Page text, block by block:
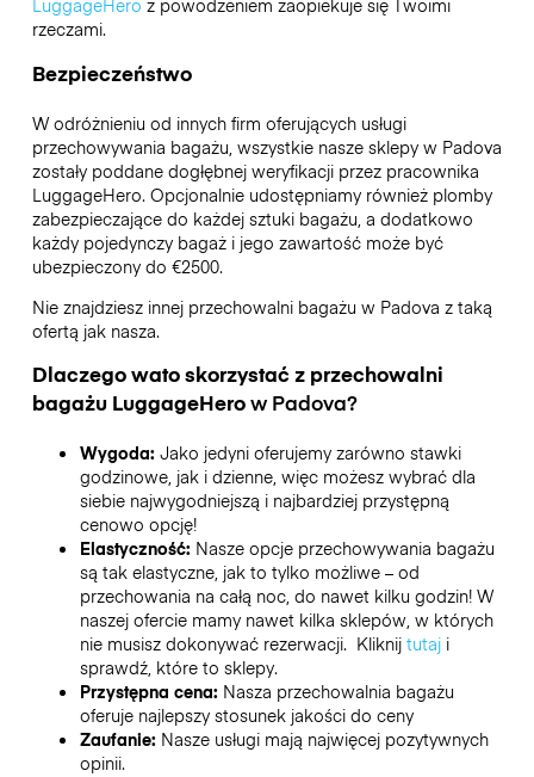
LuggageHero z powodzeniem zaopiekuje się Twoimi
rzeczami.
Bezpieczeństwo
W odróżnieniu od innych firm oferujących usługi
przechowywania bagażu, wszystkie nasze sklepy w Padova
zostały poddane dogłębnej weryfikacji przez pracownika
LuggageHero. Opcjonalnie udostępniamy również plomby
zabezpieczające do każdej sztuki bagażu, a dodatkowo
każdy pojedynczy bagaż i jego zawartość może być
ubezpieczony do €2500.
Nie znajdziesz innej przechowalni bagażu w Padova z taką
ofertą jak nasza.
Dlaczego wato skorzystać z przechowalni
bagażu LuggageHerow Padova?
Wygoda: Jako jedyni oferujemy zarówno stawki
godzinowe, jak i dzienne, więc możesz wybrać dla
siebie najwygodniejszą i najbardziej przystępną
cenowo opcję!
Elastyczność: Nasze opcje przechowywania bagażu
są tak elastyczne, jak to tylko możliwe – od
przechowania na całą noc, do nawet kilku godzin! W
naszej ofercie mamy nawet kilka sklepów, w których
nie musisz dokonywać rezerwacji. Kliknij tutaji
sprawdź, które to sklepy.
Przystępna cena: Nasza przechowalnia bagażu
oferuje najlepszy stosunek jakości do ceny
Zaufanie: Nasze usługi mają najwięcej pozytywnych
opinii.